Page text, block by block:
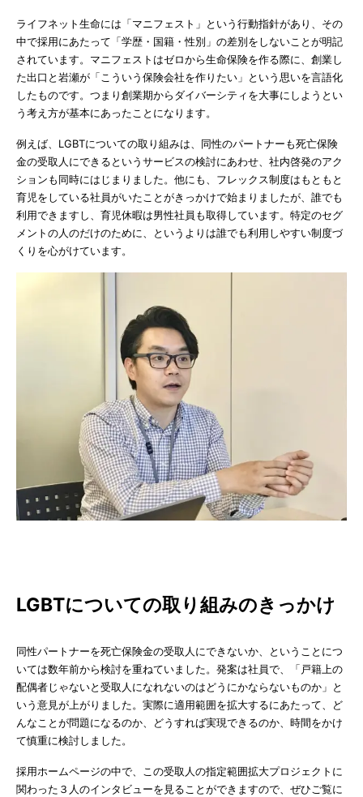
ライフネット生命には「マニフェスト」という行動指針があり、その
中で採用にあたって「学歴・国籍・性別」の差別をしないことが明記
されています。マニフェストはゼロから生命保険を作る際に、創業し
た出口と岩瀬が「こういう保険会社を作りたい」という思いを言語化
したものです。つまり創業期からダイバーシティを大事にしようとい
う考え方が基本にあったことになります。
例えば、LGBTについての取り組みは、同性のパートナーも死亡保険
金の受取人にできるというサービスの検討にあわせ、社内啓発のアク
ションも同時にはじまりました。他にも、フレックス制度はもともと
育児をしている社員がいたことがきっかけで始まりましたが、誰でも
利用できますし、育児休暇は男性社員も取得しています。特定のセグ
メントの人のだけのために、というよりは誰でも利用しやすい制度づ
くりを心がけています。
LGBTについての取り組みのきっかけ
同性パートナーを死亡保険金の受取人にできないか、ということにつ
いては数年前から検討を重ねていました。発案は社員で、「戸籍上の
配偶者じゃないと受取人になれないのはどうにかならないものか」と
いう意見が上がりました。実際に適用範囲を拡大するにあたって、ど
んなことが問題になるのか、どうすれば実現できるのか、時間をかけ
て慎重に検討しました。
採用ホームページの中で、この受取人の指定範囲拡大プロジェクトに
関わった３人のインタビューを見ることができますので、ぜひご覧に